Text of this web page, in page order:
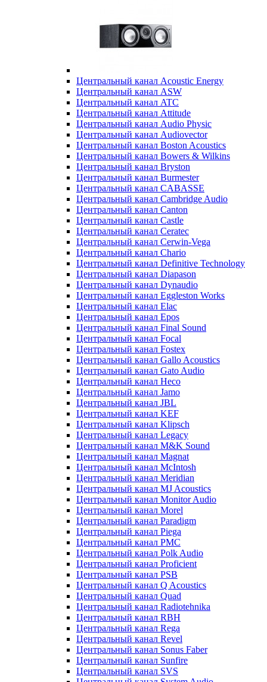
Центральный канал Acoustic Energy
Центральный канал ASW
Центральный канал ATC
Центральный канал Attitude
Центральный канал Audio Physic
Центральный канал Audiovector
Центральный канал Boston Acoustics
Центральный канал Bowers & Wilkins
Центральный канал Bryston
Центральный канал Burmester
Центральный канал CABASSE
Центральный канал Cambridge Audio
Центральный канал Canton
Центральный канал Castle
Центральный канал Ceratec
Центральный канал Cerwin-Vega
Центральный канал Chario
Центральный канал Definitive Technology
Центральный канал Diapason
Центральный канал Dynaudio
Центральный канал Eggleston Works
Центральный канал Elac
Центральный канал Epos
Центральный канал Final Sound
Центральный канал Focal
Центральный канал Fostex
Центральный канал Gallo Acoustics
Центральный канал Gato Audio
Центральный канал Heco
Центральный канал Jamo
Центральный канал JBL
Центральный канал KEF
Центральный канал Klipsch
Центральный канал Legacy
Центральный канал M&K Sound
Центральный канал Magnat
Центральный канал McIntosh
Центральный канал Meridian
Центральный канал MJ Acoustics
Центральный канал Monitor Audio
Центральный канал Morel
Центральный канал Paradigm
Центральный канал Piega
Центральный канал PMC
Центральный канал Polk Audio
Центральный канал Proficient
Центральный канал PSB
Центральный канал Q Acoustics
Центральный канал Quad
Центральный канал Radiotehnika
Центральный канал RBH
Центральный канал Rega
Центральный канал Revel
Центральный канал Sonus Faber
Центральный канал Sunfire
Центральный канал SVS